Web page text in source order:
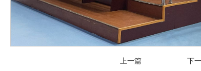
上一篇 下